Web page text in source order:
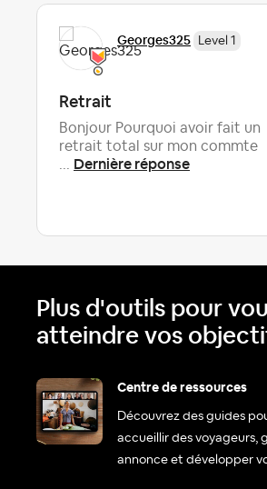
Georges325 Level 1
Retrait
Bonjour Pourquoi avoir fait un
retrait total sur mon commte
... Dernière réponse
Plus d'outils pour
atteindre vos
Centre de ressources
Découvrez des guides
accueillir des voyageurs,
annonce et développer